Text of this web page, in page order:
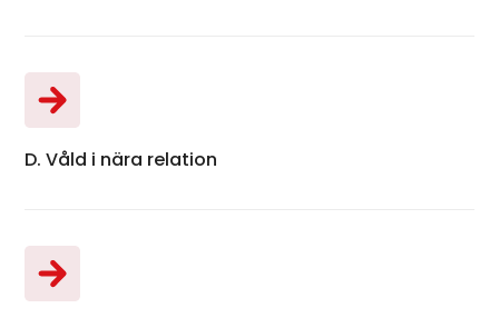
D. Våld i nära relation